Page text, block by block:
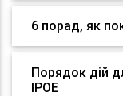
6 порад, як
Порядок дій
IPOE